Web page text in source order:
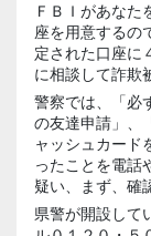
ＦＢＩがあなた
座を用意するの
定された口座に
に相談して詐欺
警察では、「必
の友達申請」、
ャッシュカード
ったことを電話
疑い、まず、確
県警が開設して